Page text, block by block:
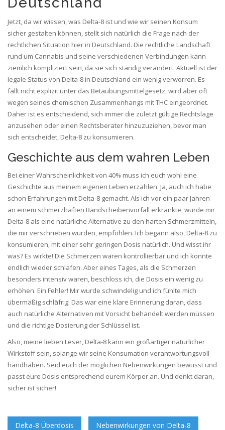
Jetzt, da wir wissen, was Delta-8 ist und wie wir seinen Konsum
sicher gestalten können, stellt sich natürlich die Frage nach der
rechtlichen Situation hier in Deutschland. Die rechtliche Landschaft
rund um Cannabis und seine verschiedenen Verbindungen kann
ziemlich kompliziert sein, da sie sich ständig verändert. Aktuell ist der
legale Status von Delta-8 in Deutschland ein wenig verworren. Es
fällt nicht explizit unter das Betäubungsmittelgesetz, wird aber oft
wegen seines chemischen Zusammenhangs mit THC eingeordnet.
Daher ist es entscheidend, sich immer die zuletzt gültige Rechtslage
anzusehen oder einen Rechtsberater hinzuzuziehen, bevor man
sich entscheidet, Delta-8 zu konsumieren.
Geschichte aus dem wahren Leben
Bei einer Wahrscheinlichkeit von 40% muss ich euch wohl eine
Geschichte aus meinem eigenen Leben erzählen. Ja, auch ich habe
schon Erfahrungen mit Delta-8 gemacht. Als ich vor ein paar Jahren
an einem schmerzhaften Bandscheibenvorfall erkrankte, wurde mir
Delta-8 als eine natürliche Alternative zu den harten Schmerzmitteln,
die mir verschrieben wurden, empfohlen. Ich begann also, Delta-8 zu
konsumieren, mit einer sehr geringen Dosis natürlich. Und wisst ihr
was? Es wirkte! Die Schmerzen waren kontrollierbar und ich konnte
endlich wieder schlafen. Aber eines Tages, als die Schmerzen
besonders intensiv waren, beschloss ich, die Dosis ein wenig zu
erhöhen. Ein Fehler! Mir wurde schwindelig und ich fühlte mich
übermäßig schläfrig. Das war eine klare Erinnerung daran, dass
auch natürliche Alternativen mit Vorsicht behandelt werden müssen
und die richtige Dosierung der Schlüssel ist.
Also, meine lieben Leser, Delta-8 kann ein großartiger natürlicher
Wirkstoff sein, solange wir seine Konsumation verantwortungsvoll
handhaben. Seid euch der möglichen Nebenwirkungen bewusst und
passt eure Dosis entsprechend eurem Körper an. Und denkt daran,
sicher ist sicher!
Delta-8 Überdosis Nebenwirkungen von Delta-8